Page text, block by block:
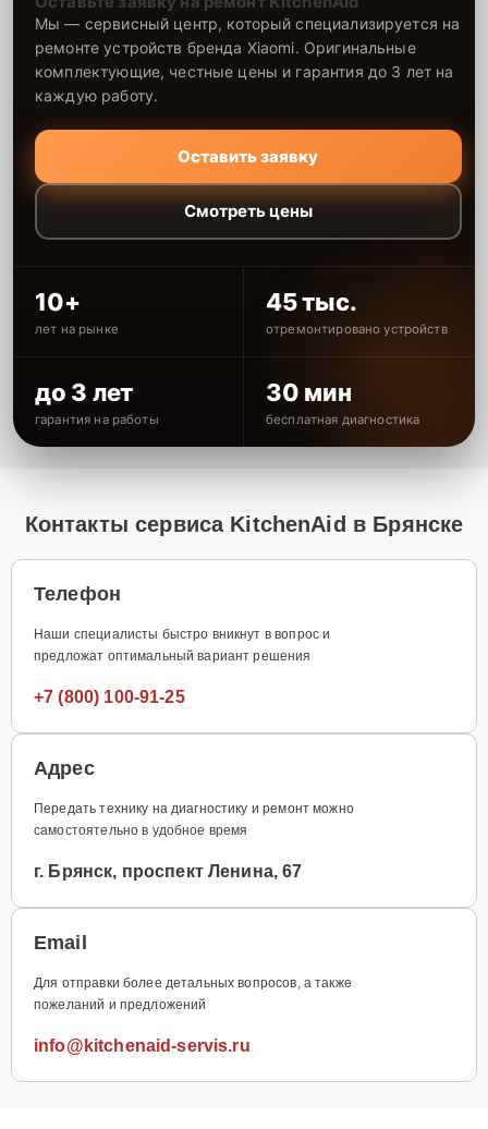
Мы — сервисный центр, который специализируется на
ремонте устройств бренда Xiaomi. Оригинальные
комплектующие, честные цены и гарантия до 3 лет на
каждую работу.
Оставить заявку
Смотреть цены
10+
лет на рынке
45 тыс.
отремонтировано устройств
до 3 лет
гарантия на работы
30 мин
бесплатная диагностика
Контакты сервиса KitchenAid в Брянске
Телефон
Наши специалисты быстро вникнут в вопрос и
предложат оптимальный вариант решения
+7 (800) 100-91-25
Адрес
Передать технику на диагностику и ремонт можно
самостоятельно в удобное время
г. Брянск, проспект Ленина, 67
Email
Для отправки более детальных вопросов, а также
пожеланий и предложений
info@kitchenaid-servis.ru